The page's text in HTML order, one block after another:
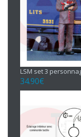
LSM set 3
34.90€